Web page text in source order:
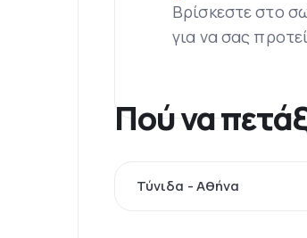
Βρίσκεστε στο
για να σας
Πού να
Τύνιδα - Αθήνα